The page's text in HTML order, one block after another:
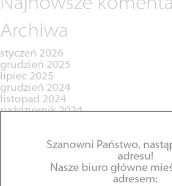
Najnowsze
Archiwa
styczeń 2026
grudzień 2025
lipiec 2025
grudzień 2024
listopad 2024
październik 2024
kwiecień 2024
grudzień 2023
Szanowni Państwo,
adresu!
Nasze biuro główne
adresem: